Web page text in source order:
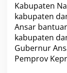
Kabupaten
kabupaten
Ansar
kabupaten
Gubernur
Pemprov